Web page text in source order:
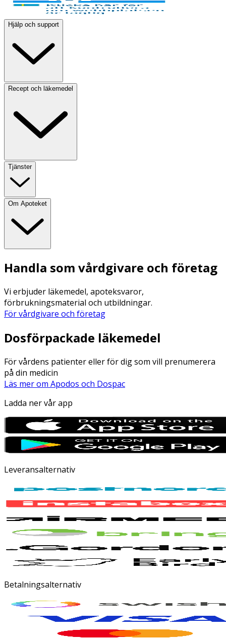
Hjälp och support
Recept och läkemedel
Tjänster
Om Apoteket
Handla som vårdgivare och företag
Vi erbjuder läkemedel, apoteksvaror,
förbrukningsmaterial och utbildningar.
För vårdgivare och företag
Dosförpackade läkemedel
För vårdens patienter eller för dig som vill prenumerera
på din medicin
Läs mer om Apodos och Dospac
Ladda ner vår app
Leveransalternativ
Betalningsalternativ